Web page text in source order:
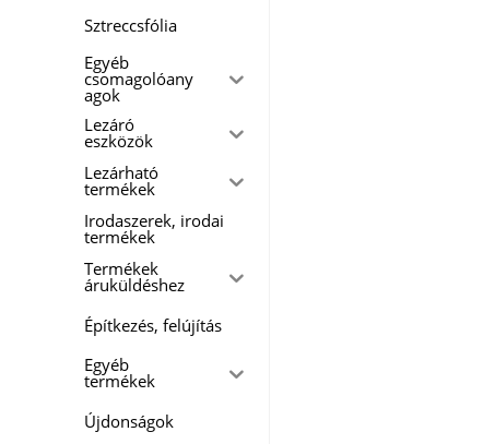
Sztreccsfólia
Egyéb
csomagolóany
agok
Lezáró
eszközök
Lezárható
termékek
Irodaszerek, irodai
termékek
Termékek
áruküldéshez
Építkezés, felújítás
Egyéb
termékek
Újdonságok